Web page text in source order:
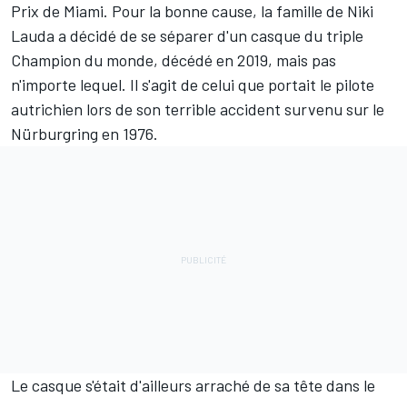
Prix de Miami. Pour la bonne cause, la famille de Niki
Lauda a décidé de se séparer d'un casque du triple
Champion du monde, décédé en 2019, mais pas
n'importe lequel. Il s'agit de celui que portait le pilote
autrichien lors de son terrible accident survenu sur le
Nürburgring en 1976.
Le casque s'était d'ailleurs arraché de sa tête dans le